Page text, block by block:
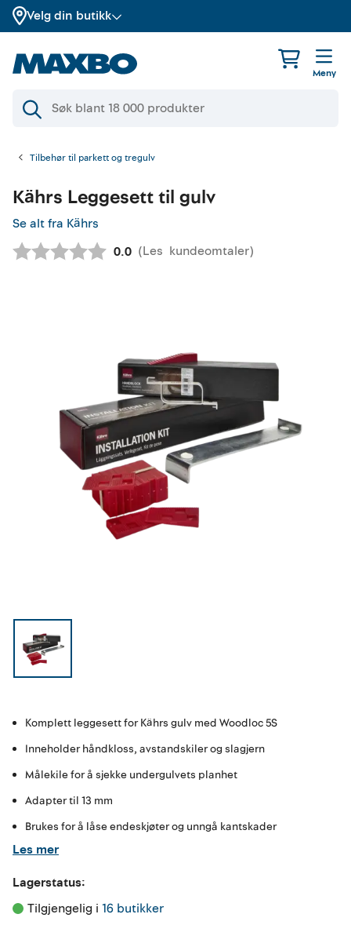
Velg din butikk
Meny
Tilbehør til parkett og tregulv
Kährs Leggesett til gulv
Se alt fra Kährs
Gjennomsnittskarakter:
0.0 (Les kundeomtaler)
Komplett leggesett for Kährs gulv med Woodloc 5S
Inneholder håndkloss, avstandskiler og slagjern
Målekile for å sjekke undergulvets planhet
Adapter til 13 mm
Brukes for å låse endeskjøter og unngå kantskader
Les mer
Lagerstatus:
Tilgjengelig i 16 butikker